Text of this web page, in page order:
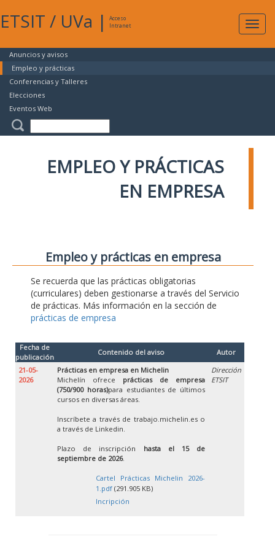
ETSIT / UVa |
Acceso
Intranet
Anuncios y avisos
Empleo y prácticas
Conferencias y Talleres
Elecciones
Eventos Web
EMPLEO Y PRÁCTICAS
EN EMPRESA
Empleo y prácticas en empresa
Se recuerda que las prácticas obligatorias
(curriculares) deben gestionarse a través del Servicio
de prácticas. Más información en la sección de
prácticas de empresa
Fecha de
publicación
Contenido del aviso
Autor
21-05-
2026
Prácticas en empresa en Michelin
Michelín ofrece prácticas de empresa
(750/900 horas)para estudiantes de últimos
cursos en diversas áreas.
Inscríbete a través de trabajo.michelin.es o
a través de Linkedin.
Plazo de inscripción hasta el 15 de
septiembre de 2026.
Cartel Prácticas Michelin 2026-
1.pdf (291.905 KB)
Incripción
Dirección
ETSIT